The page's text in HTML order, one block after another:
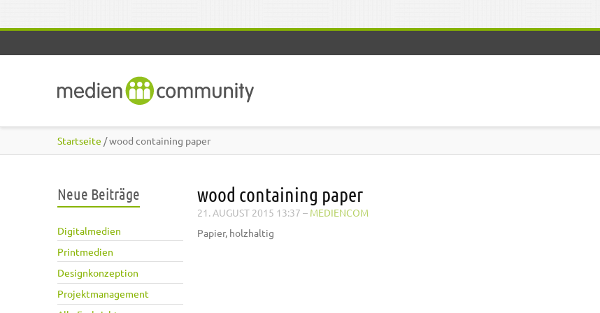
Startseite / wood containing paper
Neue Beiträge
Digitalmedien
Printmedien
Designkonzeption
Projektmanagement
wood containing paper
21. AUGUST 2015 13:37 – MEDIENCOM
Papier, holzhaltig